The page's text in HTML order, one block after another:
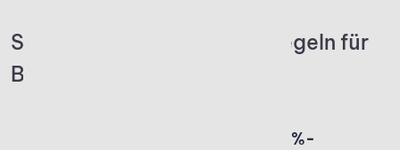
Steuerliche Verschonungsregeln für
Betriebsvermögen
Die 100%-